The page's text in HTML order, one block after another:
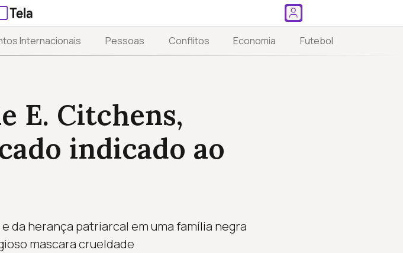
Internacionais Pessoas Conflitos Economia Futebol
E. Citchens,
indicado ao
da herança patriarcal em uma família negra
mascara crueldade